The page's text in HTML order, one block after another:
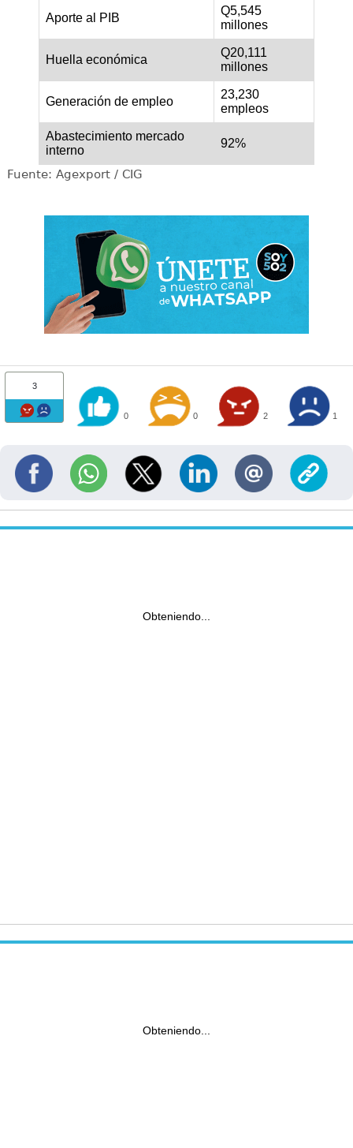
Aporte al PIB
Q5,545
millones
Huella económica
Q20,111
millones
Generación de empleo
23,230
empleos
Abastecimiento mercado
interno
92%
Fuente: Agexport / CIG
3
0 0 2 1
Obteniendo...
Obteniendo...